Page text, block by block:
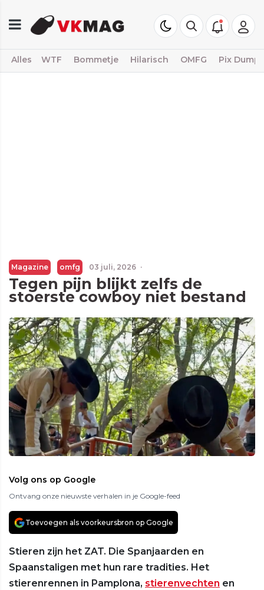
Alles WTF Bommetje Hilarisch OMFG Pix Dump
Magazine omfg 03 juli, 2026 ·
Tegen pijn blijkt zelfs de
stoerste cowboy niet bestand
Volg ons op Google
Ontvang onze nieuwste verhalen in je Google-feed
Toevoegen als voorkeursbron op Google
Stieren zijn het ZAT. Die Spanjaarden en
Spaanstaligen met hun rare tradities. Het
stierenrennen in Pamplona, stierenvechten en